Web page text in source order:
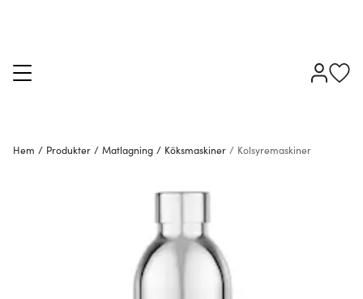
Hem / Produkter / Matlagning / Köksmaskiner / Kolsyremaskiner